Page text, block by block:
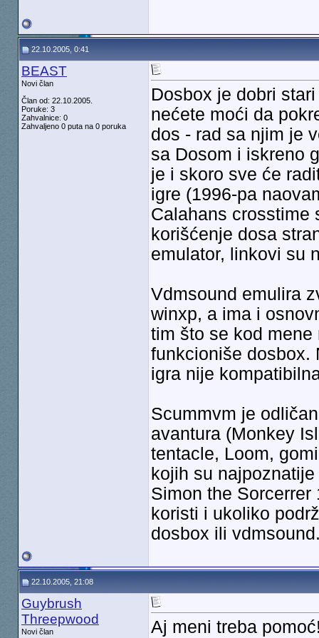
22.10.2005, 0:41
BEAST
Novi član
Član od: 22.10.2005.
Poruke: 3
Zahvalnice: 0
Zahvaljeno 0 puta na 0 poruka
Dosbox je dobri
nećete moći da
dos - rad sa njim je
sa Dosom i iskreno
je i skoro sve će
igre (1996-pa
Calahans crosstime
korišćenje dosa
emulator, linkovi su
Vdmsound emulira
winxp, a ima i
tim što se kod
funkcioniše dosbox.
igra nije
Scummvm je
avantura (Monkey
tentacle, Loom,
kojih su
Simon the
koristi i ukoliko
dosbox ili
22.10.2005, 21:08
Guybrush
Threepwood
Novi član
Aj meni treba